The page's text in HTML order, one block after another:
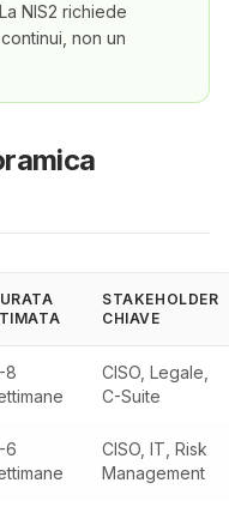
La NIS2 richiede
non un
STAKEHOLDER
CHIAVE
8
CISO, Legale,
C-Suite
6
CISO, IT, Risk
Management